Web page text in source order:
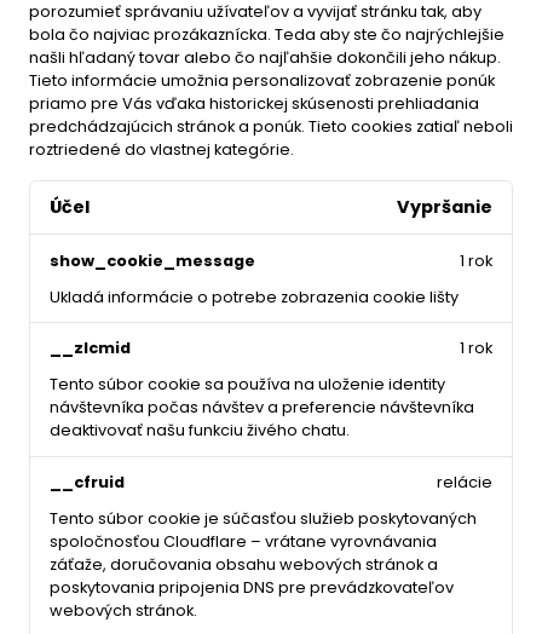
porozumieť správaniu užívateľov a vyvijať stránku tak, aby
bola čo najviac prozákaznícka. Teda aby ste čo najrýchlejšie
našli hľadaný tovar alebo čo najľahšie dokončili jeho nákup.
Tieto informácie umožnia personalizovať zobrazenie ponúk
priamo pre Vás vďaka historickej skúsenosti prehliadania
predchádzajúcich stránok a ponúk. Tieto cookies zatiaľ neboli
roztriedené do vlastnej kategórie.
Účel Vypršanie
show_cookie_message
Ukladá informácie o potrebe zobrazenia cookie lišty
1 rok
__zlcmid
Tento súbor cookie sa používa na uloženie identity
návštevníka počas návštev a preferencie návštevníka
deaktivovať našu funkciu živého chatu.
1 rok
__cfruid
Tento súbor cookie je súčasťou služieb poskytovaných
spoločnosťou Cloudflare – vrátane vyrovnávania
záťaže, doručovania obsahu webových stránok a
poskytovania pripojenia DNS pre prevádzkovateľov
webových stránok.
relácie